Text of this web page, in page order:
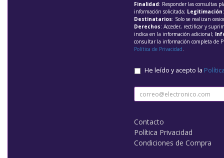
Finalidad: Responder las consultas
información solicitada; Legitimación
Destinatarios: Solo se realizan
Derechos: Acceder, rectificar y
indica en la información adicional;
consultar la información completa de
Política de Privacidad.
He leído y acepto la
Contacto
Política Privacidad
Condiciones de Compra